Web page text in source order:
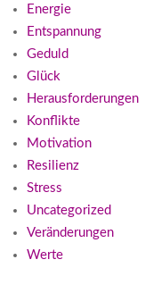
Energie
Entspannung
Geduld
Glück
Herausforderungen
Konflikte
Motivation
Resilienz
Stress
Uncategorized
Veränderungen
Werte